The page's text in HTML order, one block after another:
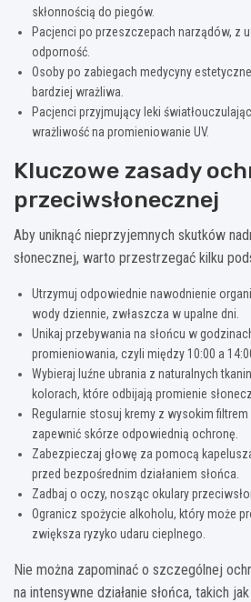
skłonnością do piegów.
Pacjenci po przeszczepach narządów, z
odporność.
Osoby po zabiegach medycyny
bardziej wrażliwa.
Pacjenci przyjmujący leki
wrażliwość na promieniowanie UV.
Kluczowe zasady
przeciwsłonecznej
Aby uniknąć nieprzyjemnych skutków
słonecznej, warto przestrzegać kilku
Utrzymuj odpowiednie nawodnienie
wody dziennie, zwłaszcza w upalne dni.
Unikaj przebywania na słońcu w
promieniowania, czyli między 10:00 a
Wybieraj luźne ubrania z naturalnych
kolorach, które odbijają promienie
Regularnie stosuj kremy z wysokim filtrem
zapewnić skórze odpowiednią ochronę.
Zabezpieczaj głowę za pomocą
przed bezpośrednim działaniem słońca.
Zadbaj o oczy, nosząc okulary
Ogranicz spożycie alkoholu, który może
zwiększa ryzyko udaru cieplnego.
Nie można zapominać o szczególnej
na intensywne działanie słońca, takich